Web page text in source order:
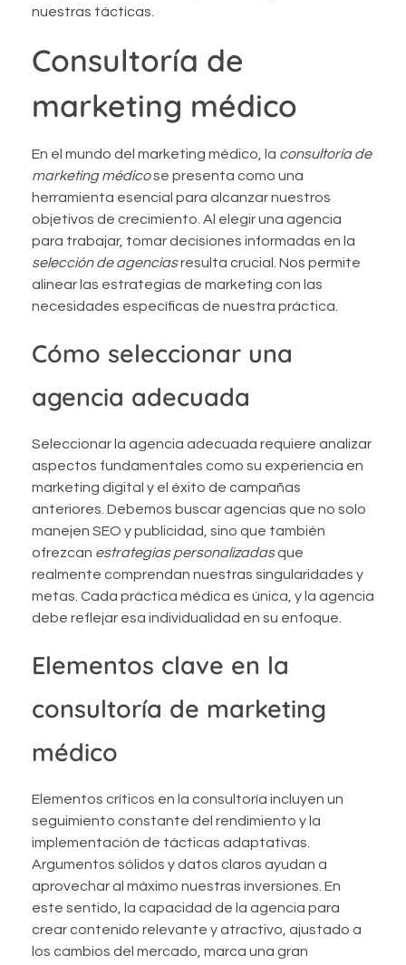
nuestras tácticas.
Consultoría de
marketing médico
En el mundo del marketing médico, la consultoría de
marketing médicose presenta como una
herramienta esencial para alcanzar nuestros
objetivos de crecimiento. Al elegir una agencia
para trabajar, tomar decisiones informadas en la
selección de agenciasresulta crucial. Nos permite
alinear las estrategias de marketing con las
necesidades específicas de nuestra práctica.
Cómo seleccionar una
agencia adecuada
Seleccionar la agencia adecuada requiere analizar
aspectos fundamentales como su experiencia en
marketing digital y el éxito de campañas
anteriores. Debemos buscar agencias que no solo
manejen SEO y publicidad, sino que también
ofrezcan estrategias personalizadasque
realmente comprendan nuestras singularidades y
metas. Cada práctica médica es única, y la agencia
debe reflejar esa individualidad en su enfoque.
Elementos clave en la
consultoría de marketing
médico
Elementos críticos en la consultoría incluyen un
seguimiento constante del rendimiento y la
implementación de tácticas adaptativas.
Argumentos sólidos y datos claros ayudan a
aprovechar al máximo nuestras inversiones. En
este sentido, la capacidad de la agencia para
crear contenido relevante y atractivo, ajustado a
los cambios del mercado, marca una gran